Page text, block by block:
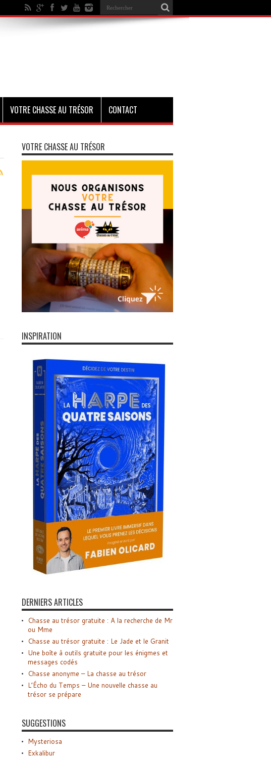
VOTRE CHASSE AU TRÉSOR CONTACT
VOTRE CHASSE AU TRÉSOR
INSPIRATION
DERNIERS ARTICLES
Chasse au trésor gratuite : A la recherche de Mr
ou Mme
Chasse au trésor gratuite : Le Jade et le Granit
Une boîte à outils gratuite pour les énigmes et
messages codés
Chasse anonyme – La chasse au trésor
L’Écho du Temps – Une nouvelle chasse au
trésor se prépare
SUGGESTIONS
Mysteriosa
Exkalibur